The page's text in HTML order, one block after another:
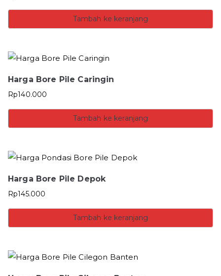
Tambah ke keranjang
Harga Bore Pile Caringin
Rp140.000
Tambah ke keranjang
Harga Bore Pile Depok
Rp145.000
Tambah ke keranjang